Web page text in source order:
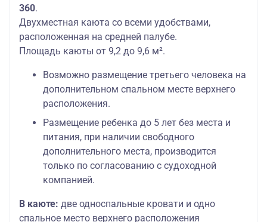
360.
Двухместная каюта со всеми удобствами,
расположенная на средней палубе.
Площадь каюты от 9,2 до 9,6 м².
Возможно размещение третьего человека на
дополнительном спальном месте верхнего
расположения.
Размещение ребенка до 5 лет без места и
питания, при наличии свободного
дополнительного места, производится
только по согласованию с судоходной
компанией.
В каюте: две односпальные кровати и одно
спальное место верхнего расположения